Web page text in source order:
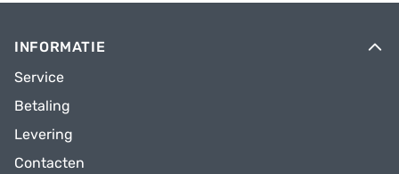
INFORMATIE
Service
Betaling
Levering
Contacten